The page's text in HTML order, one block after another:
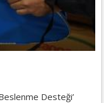
Desteği’